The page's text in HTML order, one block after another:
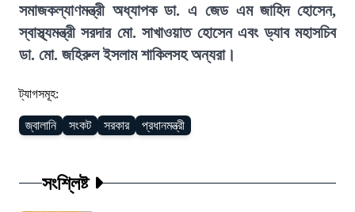
সমাজকল্যাণমন্ত্রী অধ্যাপক ডা. এ জেড এম জাহিদ হোসেন,
স্বাস্থ্যমন্ত্রী সরদার মো. সাখাওয়াত হোসেন এবং ড্যাব মহাসচিব
ডা. মো. জহিরুল ইসলাম শাকিলসহ অন্যরা।
ট্যাগসমূহ:
জ্বালানি সংকট সরকার প্রধানমন্ত্রী
সংশ্লিষ্ট